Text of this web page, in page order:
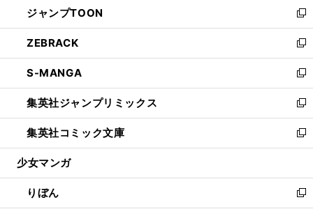
く
で
開
く
ド
ウ
で
開
く
ィ
ン
ド
ウ
で
開
く
い
ウ
ィ
ン
ド
ウ
で
開
く
ジャンプTOON
新
し
い
ウ
ィ
ン
ド
ウ
で
開
ZEBRACK
新
し
い
ウ
ィ
ン
ド
ウ
開
く
S-MANGA
新
し
い
ウ
ィ
ン
ウ
で
集英社ジャンプリミックス
新
し
い
ウ
ン
ド
集英社コミック文庫
新
し
ウ
ィ
少女マンガ
りぼん
新